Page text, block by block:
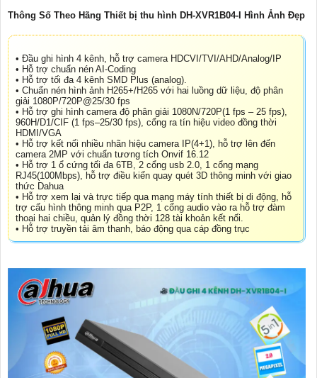
Thông Số Theo Hãng Thiết bị thu hình DH-XVR1B04-I Hình Ảnh Đẹp
• Đầu ghi hình 4 kênh, hỗ trợ camera HDCVI/TVI/AHD/Analog/IP
• Hỗ trợ chuẩn nén AI-Coding
• Hỗ trợ tối đa 4 kênh SMD Plus (analog).
• Chuẩn nén hình ảnh H265+/H265 với hai luồng dữ liệu, độ phân
giải 1080P/720P@25/30 fps
• Hỗ trợ ghi hình camera độ phân giải 1080N/720P(1 fps – 25 fps),
960H/D1/CIF (1 fps–25/30 fps), cổng ra tín hiệu video đồng thời
HDMI/VGA
• Hỗ trợ kết nối nhiều nhãn hiệu camera IP(4+1), hỗ trợ lên đến
camera 2MP với chuẩn tương tích Onvif 16.12
• Hỗ trợ 1 ổ cứng tối đa 6TB, 2 cổng usb 2.0, 1 cổng mạng
RJ45(100Mbps), hỗ trợ điều kiển quay quét 3D thông minh với giao
thức Dahua
• Hỗ trợ xem lại và trực tiếp qua mạng máy tính thiết bị di động, hỗ
trợ cấu hình thông minh qua P2P, 1 cổng audio vào ra hỗ trợ đàm
thoại hai chiều, quản lý đồng thời 128 tài khoản kết nối.
• Hỗ trợ truyền tải âm thanh, báo động qua cáp đồng trục